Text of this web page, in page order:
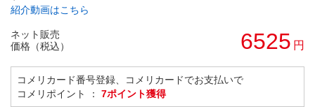
紹介動画はこちら
ネット販売
価格（税込）
6525 円
コメリカード番号登録、コメリカードでお支払いで
コメリポイント ： 7ポイント獲得